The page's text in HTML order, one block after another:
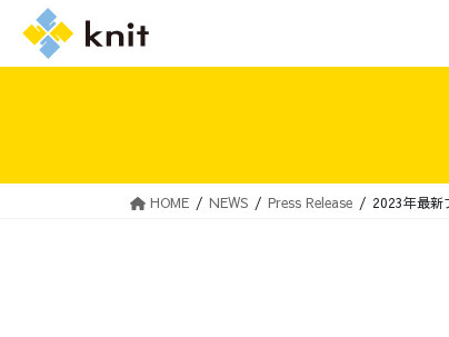
HOME NEWS Press Release 2023年最新